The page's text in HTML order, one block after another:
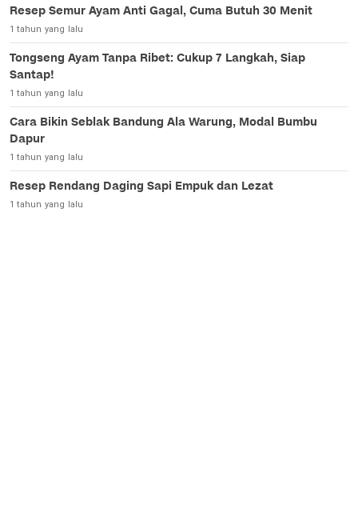
Resep Semur Ayam Anti Gagal, Cuma Butuh 30 Menit
1 tahun yang lalu
Tongseng Ayam Tanpa Ribet: Cukup 7 Langkah, Siap
Santap!
1 tahun yang lalu
Cara Bikin Seblak Bandung Ala Warung, Modal Bumbu
Dapur
1 tahun yang lalu
Resep Rendang Daging Sapi Empuk dan Lezat
1 tahun yang lalu